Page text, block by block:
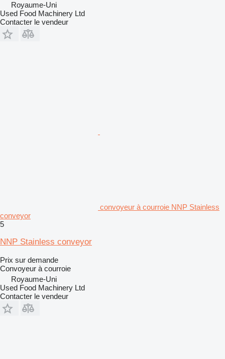
Royaume-Uni
Used Food Machinery Ltd
Contacter le vendeur
convoyeur à courroie NNP Stainless
conveyor
5
NNP Stainless conveyor
Prix sur demande
Convoyeur à courroie
Royaume-Uni
Used Food Machinery Ltd
Contacter le vendeur